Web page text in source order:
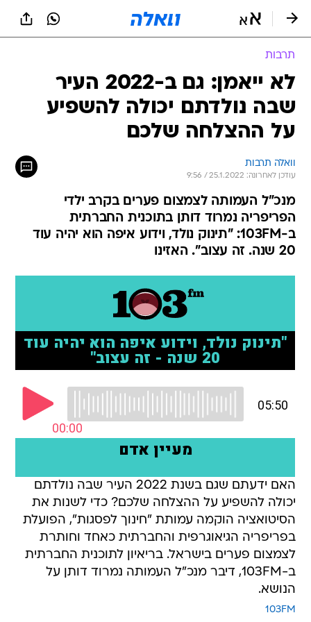
תרבות
לא ייאמן: גם ב-2022 העיר
שבה נולדתם יכולה להשפיע
על ההצלחה שלכם
וואלה תרבות
עודכן לאחרונה: 25.1.2022 / 9:56
מנכ"ל העמותה לצמצום פערים בקרב ילדי
הפריפריה נמרוד דותן בתוכנית החברתית
ב-103FM: "תינוק נולד, וידוע איפה הוא יהיה עוד
20 שנה. זה עצוב". האזינו
האם ידעתם שגם בשנת 2022 העיר שבה נולדתם
יכולה להשפיע על ההצלחה שלכם? כדי לשנות את
הסיטואציה הוקמה עמותת "חינוך לפסגות", הפועלת
בפריפריה הגיאוגרפית והחברתית כאחד וחותרת
לצמצום פערים בישראל. בריאיון לתוכנית החברתית
ב-103FM, דיבר מנכ"ל העמותה נמרוד דותן על
הנושא.
103FM